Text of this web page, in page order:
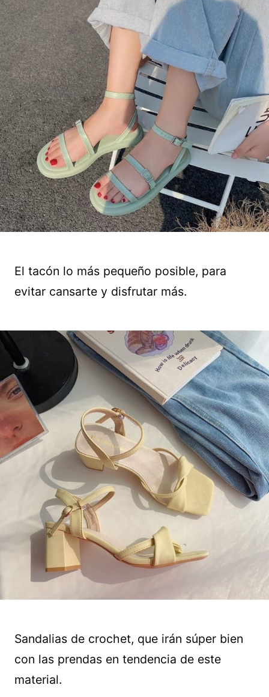
El tacón lo más pequeño posible, para
evitar cansarte y disfrutar más.
Sandalias de crochet, que irán súper bien
con las prendas en tendencia de este
material.